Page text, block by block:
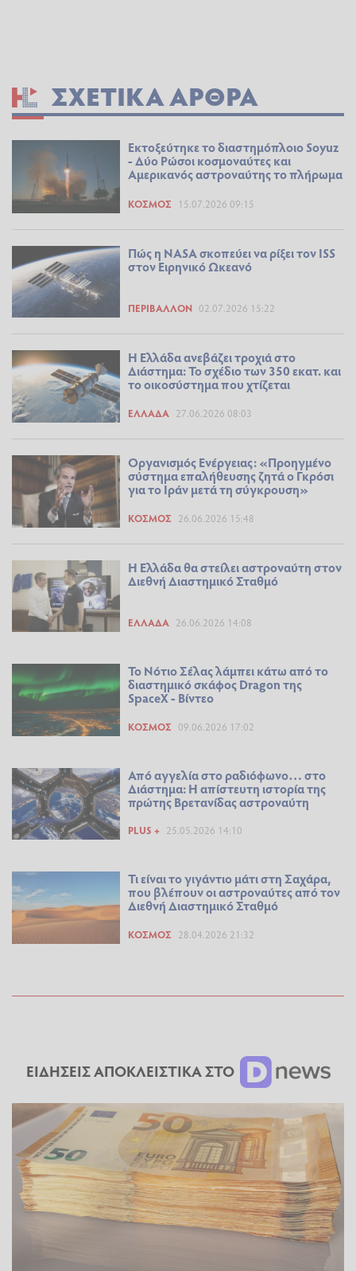
ΣΧΕΤΙΚΆ ΆΡΘΡΑ
Εκτοξεύτηκε το διαστημόπλοιο Soyuz
- Δύο Ρώσοι κοσμοναύτες και
Αμερικανός αστροναύτης το πλήρωμα
ΚΌΣΜΟΣ 15.07.2026 09:15
Πώς η NASA σκοπεύει να ρίξει τον ISS
στον Ειρηνικό Ωκεανό
ΠΕΡΙΒΆΛΛΟΝ 02.07.2026 15:22
Η Ελλάδα ανεβάζει τροχιά στο
Διάστημα: Το σχέδιο των 350 εκατ. και
το οικοσύστημα που χτίζεται
ΕΛΛΆΔΑ 27.06.2026 08:03
Οργανισμός Ενέργειας: «Προηγμένο
σύστημα επαλήθευσης ζητά ο Γκρόσι
για το Ιράν μετά τη σύγκρουση»
ΚΌΣΜΟΣ 26.06.2026 15:48
Η Ελλάδα θα στείλει αστροναύτη στον
Διεθνή Διαστημικό Σταθμό
ΕΛΛΆΔΑ 26.06.2026 14:08
Το Νότιο Σέλας λάμπει κάτω από το
διαστημικό σκάφος Dragon της
SpaceX - Βίντεο
ΚΌΣΜΟΣ 09.06.2026 17:02
Από αγγελία στο ραδιόφωνο… στο
Διάστημα: Η απίστευτη ιστορία της
πρώτης Βρετανίδας αστροναύτη
PLUS + 25.05.2026 14:10
Τι είναι το γιγάντιο μάτι στη Σαχάρα,
που βλέπουν οι αστροναύτες από τον
Διεθνή Διαστημικό Σταθμό
ΚΌΣΜΟΣ 28.04.2026 21:32
ΕΙΔΗΣΕΙΣ ΑΠΟΚΛΕΙΣΤΙΚΑ ΣΤΟ